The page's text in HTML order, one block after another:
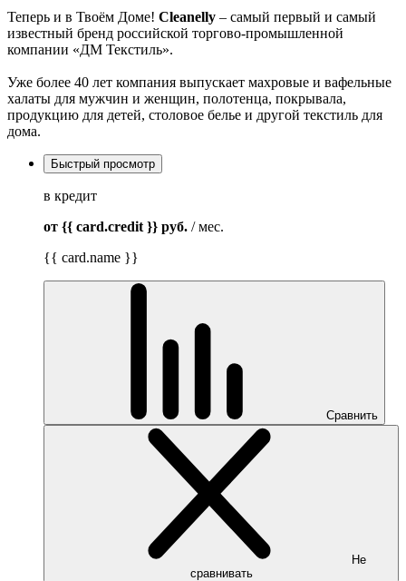
Теперь и в Твоём Доме! Cleanelly – самый первый и самый
известный бренд российской торгово-промышленной
компании «ДМ Текстиль».
Уже более 40 лет компания выпускает махровые и вафельные
халаты для мужчин и женщин, полотенца, покрывала,
продукцию для детей, столовое белье и другой текстиль для
дома.
Быстрый просмотр
в кредит
от {{ card.credit }} руб. / мес.
{{ card.name }}
Сравнить
Не
сравнивать